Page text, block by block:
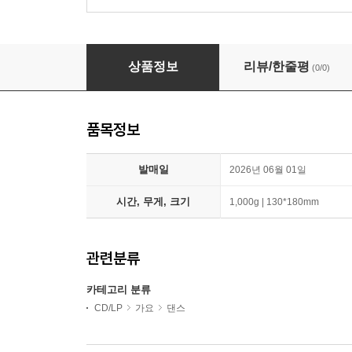
있지 (ITZY) - Motto [SPECIAL Ver.][2종 중 1종
상품정보 리뷰/한줄평 (0/0)
품목정보
발매일 2026년 06월 01일
시간, 무게, 크기 1,000g | 130*180mm
관련분류
카테고리 분류
CD/LP 가요 댄스